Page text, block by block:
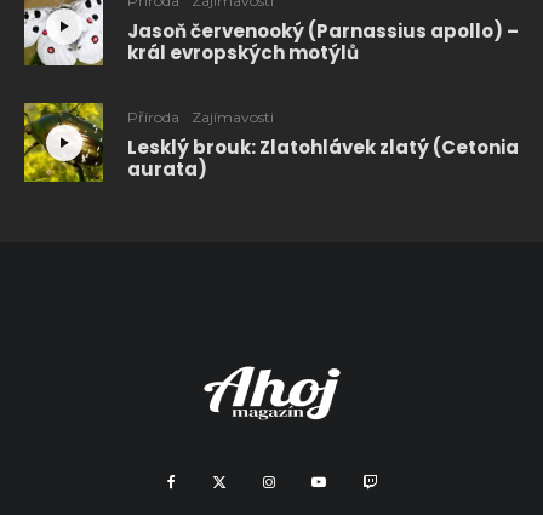
Jasoň červenooký (Parnassius apollo) –
král evropských motýlů
Příroda Zajímavosti
Lesklý brouk: Zlatohlávek zlatý (Cetonia
aurata)